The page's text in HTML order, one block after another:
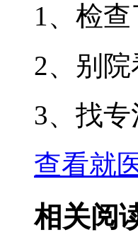
1、检
2、别
3、找
查看就
相关阅